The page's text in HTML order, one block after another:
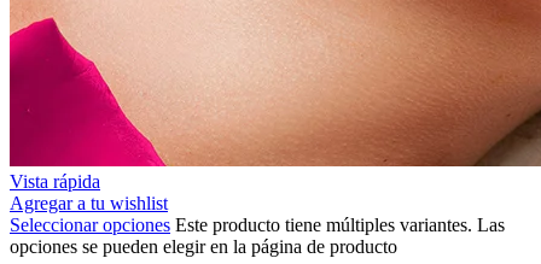
Vista rápida
Agregar a tu wishlist
Seleccionar opciones Este producto tiene múltiples variantes. Las
opciones se pueden elegir en la página de producto